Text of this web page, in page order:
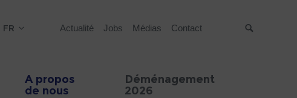
FR Actualité Jobs Médias Contact
A propos
de nous
Déménagement
2026